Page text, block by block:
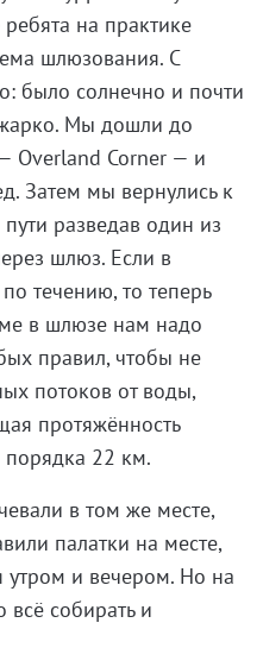
на практике
шлюзования. С
было солнечно и почти
Мы дошли до
Overland Corner — и
Затем мы вернулись к
разведав один из
шлюз. Если в
течению, то теперь
в шлюзе нам надо
правил, чтобы не
потоков от воды,
протяжённость
порядка 22 км.
в том же месте,
палатки на месте,
и вечером. Но на
собирать и